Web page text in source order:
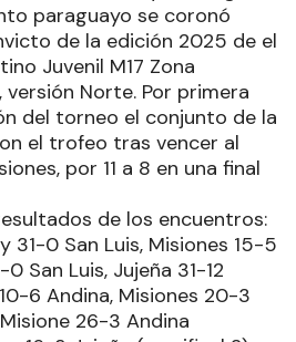
paraguayo se coronó
de la edición 2025 de el
Juvenil M17 Zona
versión Norte. Por primera
del torneo el conjunto de la
el trofeo tras vencer al
por 11 a 8 en una final
de los encuentros:
31-0 San Luis, Misiones 15-5
San Luis, Jujeña 31-12
6 Andina, Misiones 20-3
26-3 Andina